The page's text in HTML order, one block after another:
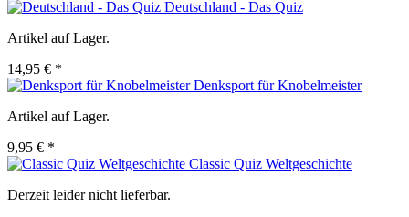
Deutschland - Das Quiz
Artikel auf Lager.
14,95 € *
Denksport für Knobelmeister
Artikel auf Lager.
9,95 € *
Classic Quiz Weltgeschichte
Derzeit leider nicht lieferbar.